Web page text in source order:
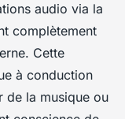
audio via la
complètement
Cette
à conduction
de la musique ou